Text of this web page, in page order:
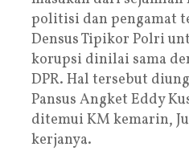
politisi dan pengamat
Densus Tipikor Polri
korupsi dinilai sama
DPR. Hal tersebut
Pansus Angket Eddy
ditemui KM kemarin,
kerjanya.